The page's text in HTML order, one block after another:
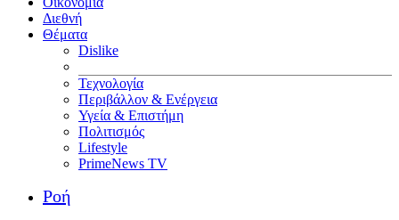
Διεθνή
Θέματα
Dislike
Τεχνολογία
Περιβάλλον & Ενέργεια
Υγεία & Επιστήμη
Πολιτισμός
Lifestyle
PrimeNews TV
Ροή